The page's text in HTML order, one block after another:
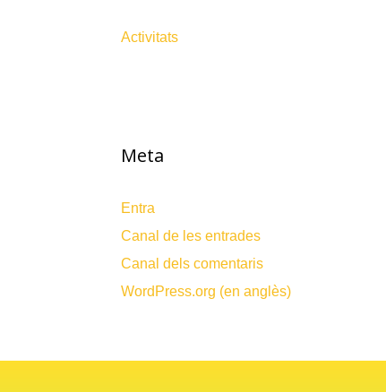
Activitats
Meta
Entra
Canal de les entrades
Canal dels comentaris
WordPress.org (en anglès)